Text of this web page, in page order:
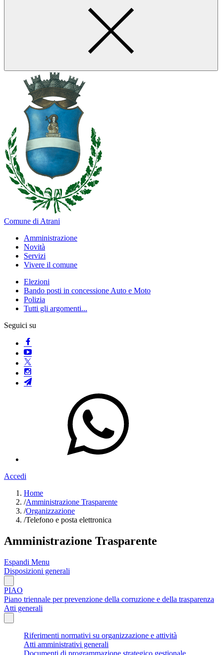
Comune di Atrani
Amministrazione
Novità
Servizi
Vivere il comune
Elezioni
Bando posti in concessione Auto e Moto
Polizia
Tutti gli argomenti...
Seguici su
Accedi
Home
/Amministrazione Trasparente
/Organizzazione
/Telefono e posta elettronica
Amministrazione Trasparente
Espandi Menu
Disposizioni generali
PIAO
Piano triennale per prevenzione della corruzione e della trasparenza
Atti generali
Riferimenti normativi su organizzazione e attività
Atti amministrativi generali
Documenti di programmazione strategico gestionale